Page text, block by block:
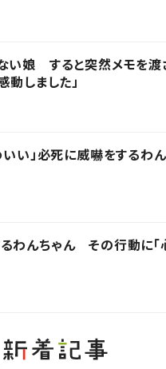
い娘 すると突然メモを
動しました」
いい」必死に威嚇をする
んちゃん その行動に「